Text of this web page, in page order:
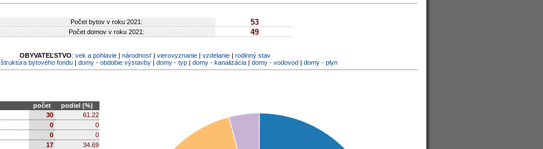
Počet bytov v roku 2021: 53
Počet domov v roku 2021: 49
OBYVATEĽSTVO: vek a pohlavie | národnosť| vierovyznanie | vzdelanie | rodinný stav
štruktúra bytového fondu| domy - obdobie výstavby| domy - typ| domy - kanalizácia| domy - vodovod| domy - plyn
počet
podiel (%)
30
61.22
0
0
0
0
17
34.69